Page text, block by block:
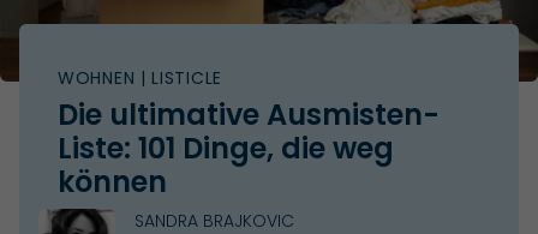
WOHNEN | LISTICLE
Die ultimative Ausmisten-
Liste: 101 Dinge, die weg
können
SANDRA BRAJKOVIC